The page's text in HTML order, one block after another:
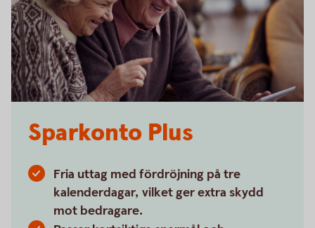
Sparkonto Plus
Fria uttag med fördröjning på tre
kalenderdagar, vilket ger extra skydd
mot bedragare.